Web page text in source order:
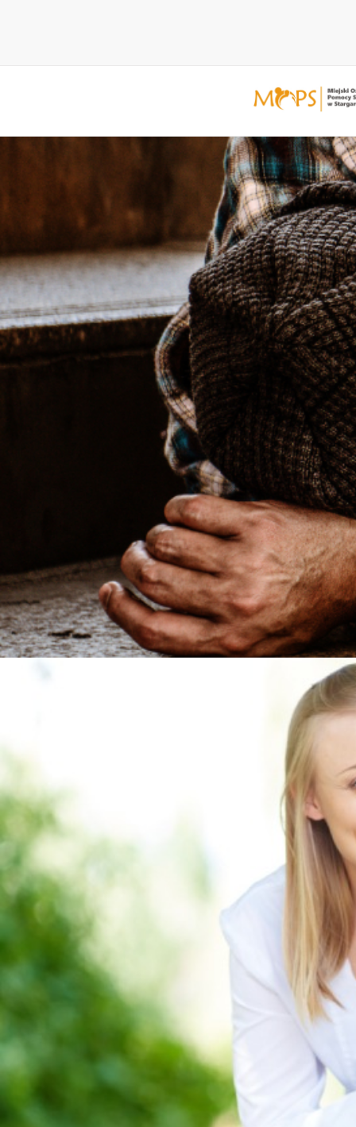
Aktualności Następny
Osobami S…
07-08-2026Aktualności
Dziś szczególnie chcemy podziękować
naszym pracownikom, którzy każdego dnia